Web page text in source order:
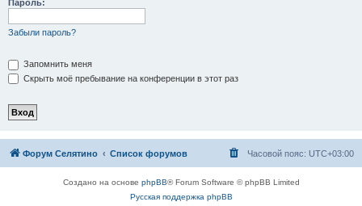
Пароль:
Забыли пароль?
Запомнить меня
Скрыть моё пребывание на конференции в этот раз
Форум Селятино Список форумов Часовой пояс: UTC+03:00
Создано на основе phpBB® Forum Software © phpBB Limited
Русская поддержка phpBB